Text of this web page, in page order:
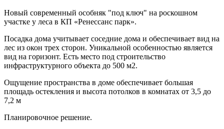
Новый современный особняк "под ключ" на роскошном
участке у леса в КП «Ренессанс парк».
Посадка дома учитывает соседние дома и обеспечивает вид на
лес из окон трех сторон. Уникальной особенностью является
вид на горизонт. Есть место под строительство
инфраструктурного объекта до 500 м2.
Ощущение пространства в доме обеспечивает большая
площадь остекления и высота потолков в комнатах от 3,5 до
7,2 м
Планировочное решение.